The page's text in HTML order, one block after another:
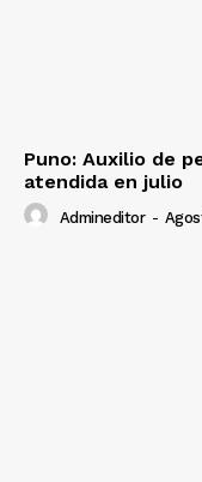
Puno: Auxilio de
atendida en julio
Admineditor -